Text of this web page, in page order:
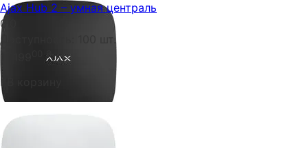
Ajax Hub 2 – умная централь
0.0
Доступность:
100 шт.
₴